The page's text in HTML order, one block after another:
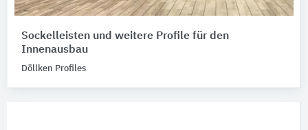
Sockelleisten und weitere Profile für den
Innenausbau
Döllken Profiles